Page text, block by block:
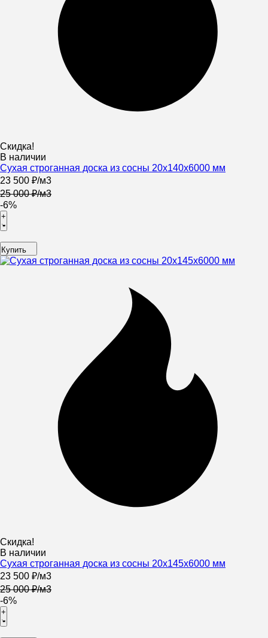
Скидка!
В наличии
Сухая строганная доска из сосны 20х140х6000 мм
23 500 ₽/м3
25 000 ₽/м3
-6%
+
Купить
Скидка!
В наличии
Сухая строганная доска из сосны 20х145х6000 мм
23 500 ₽/м3
25 000 ₽/м3
-6%
+